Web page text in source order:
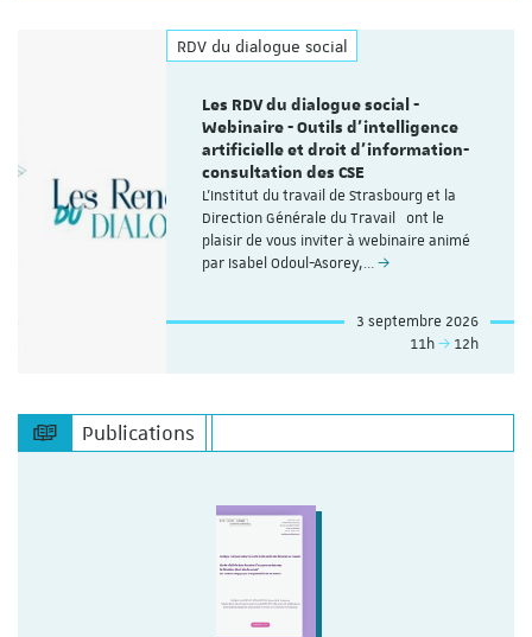
RDV du dialogue social
Les RDV du dialogue social -
Webinaire - Outils d’intelligence
artificielle et droit d’information-
consultation des CSE
L'Institut du travail de Strasbourg et la
Direction Générale du Travail ont le
plaisir de vous inviter à webinaire animé
par Isabel Odoul-Asorey,…
3 septembre 2026
11h
12h
Publications